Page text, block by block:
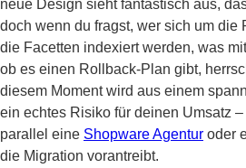
neue Design sieht fantastisch aus,
doch wenn du fragst, wer sich um die
die Facetten indexiert werden, was
ob es einen Rollback-Plan gibt,
diesem Moment wird aus einem
ein echtes Risiko für deinen Umsatz
parallel eine Shopware Agentur oder
die Migration vorantreibt.